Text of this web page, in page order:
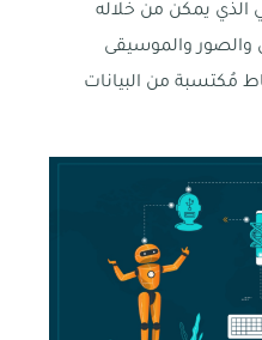
الذي يمكن من خلاله
والموسيقى
مُكتسبة من البيانات